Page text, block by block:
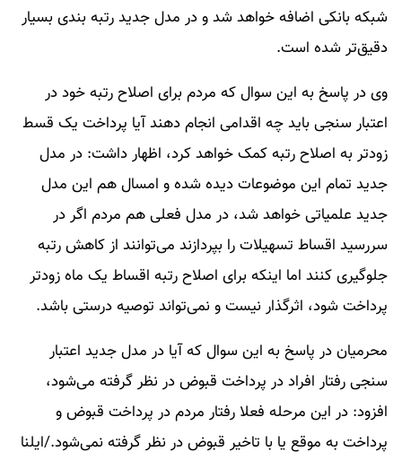
شبکه بانکی اضافه خواهد شد و در مدل جدید رتبه بندی بسیار
دقیق‌تر شده است.
وی در پاسخ به این سوال که مردم برای اصلاح رتبه خود در
اعتبار سنجی باید چه اقدامی انجام دهند آیا پرداخت یک قسط
زودتر به اصلاح رتبه کمک خواهد کرد، اظهار داشت: در مدل
جدید تمام این موضوعات دیده شده و امسال هم این مدل
جدید علمیاتی خواهد شد، در مدل فعلی هم مردم اگر در
سررسید اقساط تسهیلات را بپردازند می‌توانند از کاهش رتبه
جلوگیری کنند اما اینکه برای اصلاح رتبه اقساط یک ماه زودتر
پرداخت شود، اثرگذار نیست و نمی‌تواند توصیه درستی باشد.
محرمیان در پاسخ به این سوال که آیا در مدل جدید اعتبار
سنجی رفتار افراد در پرداخت قبوض در نظر گرفته می‌شود،
افزود: در این مرحله فعلا رفتار مردم در پرداخت قبوض و
پرداخت به موقع یا با تاخیر قبوض در نظر گرفته نمی‌شود./ایلنا